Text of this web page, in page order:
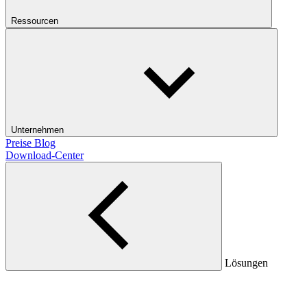
Ressourcen
Unternehmen
Preise Blog
Download-Center
Lösungen